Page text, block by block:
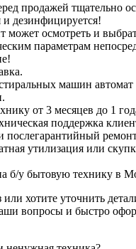
продажей тщательно
и дезинфицируется!
может осмотреть и
параметрам
машин автомат
от 3 месяцев до 1
поддержка
послегарантийный
утилизация или
б/у бытовую технику в
или хотите уточнить
вопросы и быстро